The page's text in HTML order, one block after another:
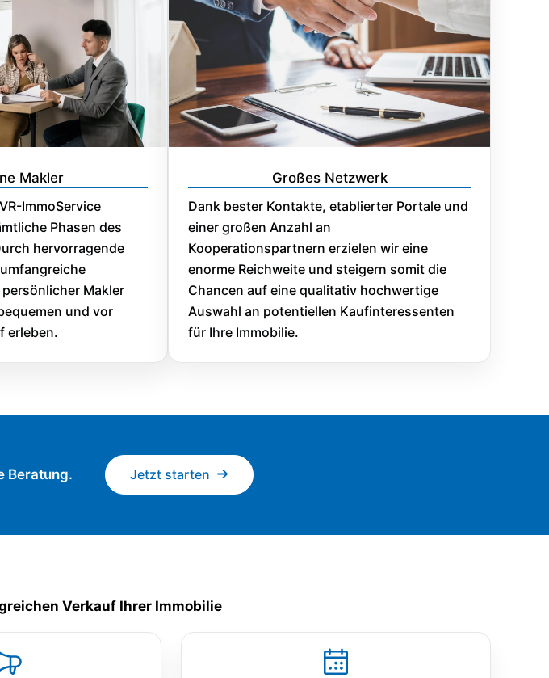
Makler
ImmoService
Phasen des
hervorragende
Makler
und vor
erleben.
Großes Netzwerk
Dank bester Kontakte, etablierter Portale und
einer großen Anzahl an
Kooperationspartnern erzielen wir eine
enorme Reichweite und steigern somit die
Chancen auf eine qualitativ hochwertige
Auswahl an potentiellen Kaufinteressenten
für Ihre Immobilie.
Beratung. Jetzt starten
Verkauf Ihrer Immobilie